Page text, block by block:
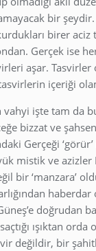
bir
birer aciz
Gerçek ise
aşar.
içeriği
vahyi işte tam da
bizzat ve
Gerçeği
mistik ve
bir ‘manzara’
doğrudan
ışıktan
değildir, bir